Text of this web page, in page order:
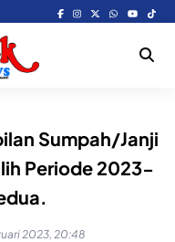
Sumpah/Janji
Periode 2023-
2023, 20:48